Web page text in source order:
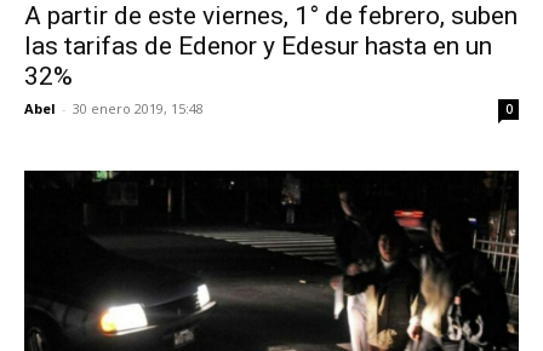
A partir de este viernes, 1° de febrero, suben
las tarifas de Edenor y Edesur hasta en un
32%
Abel - 30 enero 2019, 15:48 0